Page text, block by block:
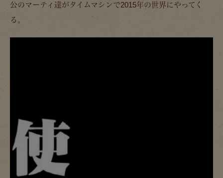
公のマーティ達がタイムマシンで2015年の世界にやってく
る。